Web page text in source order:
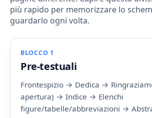
più rapido per memorizzare lo
guardarlo ogni volta.
BLOCCO 1
Pre-testuali
Frontespizio → Dedica →
apertura) → Indice → Elenchi
figure/tabelle/abbreviazioni →